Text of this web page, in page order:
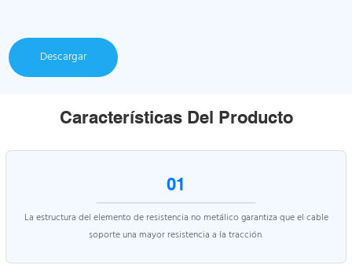
Descargar
Características Del Producto
01
La estructura del elemento de resistencia no metálico garantiza que el cable
soporte una mayor resistencia a la tracción.